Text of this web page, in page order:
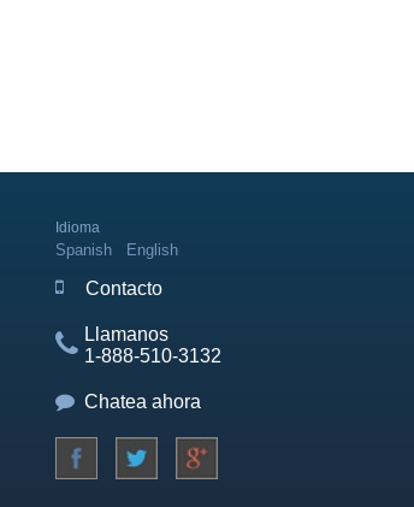
Idioma
Spanish English
Contacto
Llamanos
1-888-510-3132
Chatea ahora